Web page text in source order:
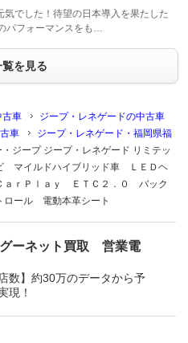
気でした！待望の日本導入を果たした
パフォーマンスをも…
を見る
古車
ジープ・レネゲードの中古車
車
ジープ・レネゲード・福岡県福
ジープ ジープ・レネゲード リミテッ
マイルドハイブリッド車 ＬＥＤヘ
ａｒＰｌａｙ ＥＴＣ２．０ バック
ロール 電動本革シート
ーネット買取 営業電
数】約30万のデータから予
現！